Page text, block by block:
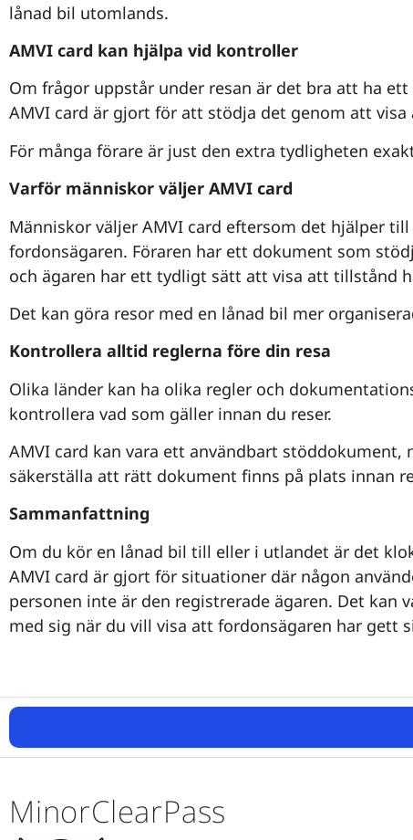
lånad bil utomlands.
AMVI card kan hjälpa vid kontroller
Om frågor uppstår under resan är det bra att ha
AMVI card är gjort för att stödja det genom att
För många förare är just den extra tydligheten
Varför människor väljer AMVI card
Människor väljer AMVI card eftersom det hjälper
fordonsägaren. Föraren har ett dokument som
och ägaren har ett tydligt sätt att visa att tillstånd
Det kan göra resor med en lånad bil mer
Kontrollera alltid reglerna före din resa
Olika länder kan ha olika regler och
kontrollera vad som gäller innan du reser.
AMVI card kan vara ett användbart stöddokument,
säkerställa att rätt dokument finns på plats innan
Sammanfattning
Om du kör en lånad bil till eller i utlandet är det
AMVI card är gjort för situationer där någon
personen inte är den registrerade ägaren. Det
med sig när du vill visa att fordonsägaren har gett
MinorClearPass